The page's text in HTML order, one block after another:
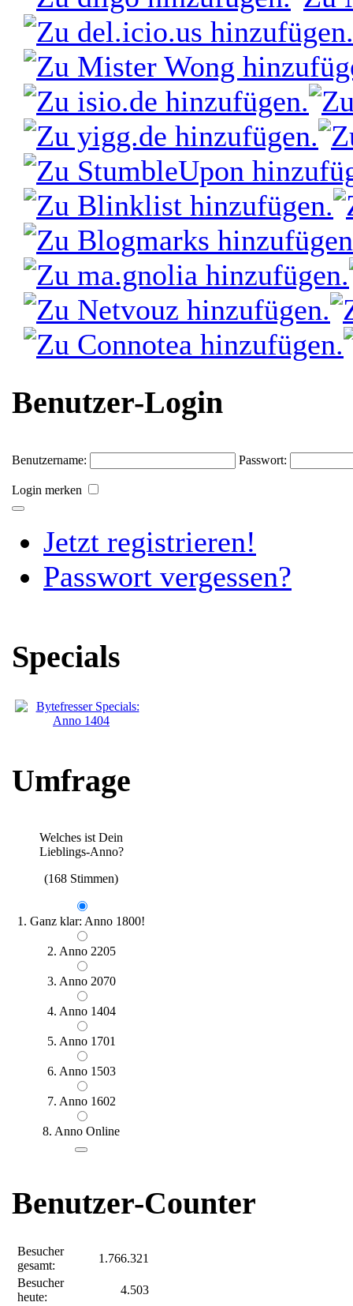
Benutzer-Login
Benutzername: Passwort:
Login merken
Jetzt registrieren!
Passwort vergessen?
Specials
Umfrage
Welches ist Dein
Lieblings-Anno?
(168 Stimmen)
1. Ganz klar: Anno 1800!
2. Anno 2205
3. Anno 2070
4. Anno 1404
5. Anno 1701
6. Anno 1503
7. Anno 1602
8. Anno Online
Benutzer-Counter
Besucher
gesamt:
1.766.321
Besucher
heute:
4.503